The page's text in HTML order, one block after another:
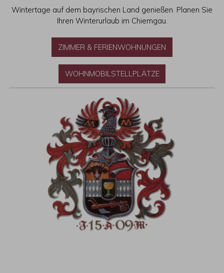
Wintertage auf dem bayrischen Land genießen. Planen Sie
Ihren Winterurlaub im Chiemgau.
ZIMMER & FERIENWOHNUNGEN
WOHNMOBILSTELLPLÄTZE